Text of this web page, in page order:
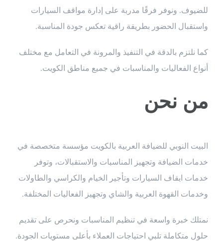
للضيوف. ونوفر فرقًا مدربة على إدارة مواقف السيارات
واستقبال الحضور بطريقة راقية تعكس جودة المناسبة.
كما نلتزم بالدقة في التنفيذ والمرونة في التعامل مع مختلف
أنواع الفعاليات والمناسبات في جميع مناطق الكويت.
من نحن
البيت النوبي للضيافة العربية بالكويت مؤسسة متخصصة في
خدمات الضيافة وتجهيز المناسبات والاستقبالات، وتوفر
خدمات ايقاف السيارات وتأجير الخيام والكراسي والطاولات
وخدمات القهوة العربية والشاي وتجهيز الفعاليات المختلفة.
نمتلك خبرة واسعة في تنظيم المناسبات ونحرص على تقديم
حلول متكاملة تلبي احتياجات العملاء بأعلى مستويات الجودة.